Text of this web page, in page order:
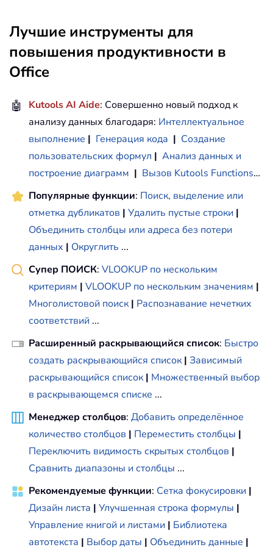
Лучшие инструменты для
повышения продуктивности в
Office
🤖 Kutools AI Aide: Совершенно новый подход к
анализу данных благодаря: Интеллектуальное
выполнение | Генерация кода | Создание
пользовательских формул | Анализ данных и
построение диаграмм | Вызов Kutools Functions…
Популярные функции: Поиск, выделение или
отметка дубликатов | Удалить пустые строки |
Объединить столбцы или адреса без потери
данных | Округлить ...
Супер ПОИСК: VLOOKUP по нескольким
критериям | VLOOKUP по нескольким значениям |
Многолистовой поиск | Распознавание нечетких
соответствий ...
Расширенный раскрывающийся список: Быстро
создать раскрывающийся список | Зависимый
раскрывающийся список | Множественный выбор
в раскрывающемся списке ...
Менеджер столбцов: Добавить определённое
количество столбцов | Переместить столбцы |
Переключить видимость скрытых столбцов |
Сравнить диапазоны и столбцы ...
Рекомендуемые функции: Сетка фокусировки |
Дизайн листа | Улучшенная строка формулы |
Управление книгой и листами | Библиотека
автотекста | Выбор даты | Объединить данные |